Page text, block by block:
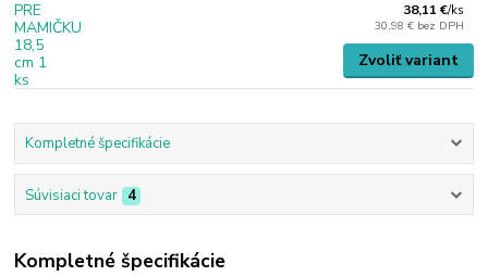
38,11 €/ks
30,98 € bez DPH
Zvoliť variant
Kompletné špecifikácie
Súvisiaci tovar 4
Kompletné špecifikácie